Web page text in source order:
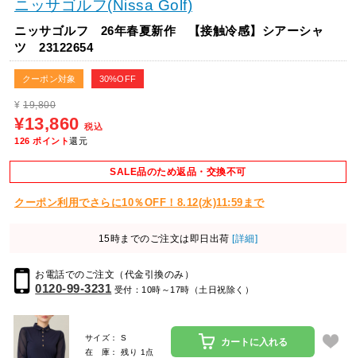
ニッサゴルフ(Nissa Golf)
ニッサゴルフ 26年春夏新作 【接触冷感】シアーシャ
ツ 23122654
クーポン対象 30%OFF
¥ 19,800
¥13,860 税込
126 ポイント還元
SALE品のため返品・交換不可
クーポン利用でさらに10％OFF！8.12(水)11:59まで
15時までのご注文は即日出荷 [詳細]
お電話でのご注文（代金引換のみ）
0120-99-3231 受付：10時～17時（土日祝除く）
サイズ： S
在 庫： 残り 1点
カートに入れる